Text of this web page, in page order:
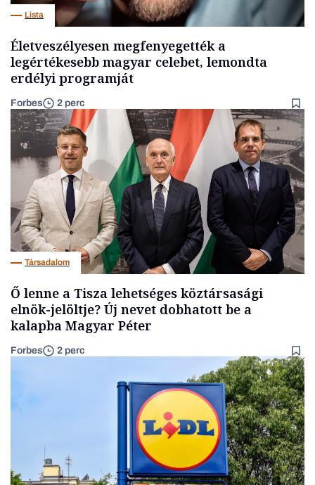
Lista
Életveszélyesen megfenyegették a
legértékesebb magyar celebet, lemondta
erdélyi programját
Forbes 2 perc
Társadalom
Ő lenne a Tisza lehetséges köztársasági
elnök-jelöltje? Új nevet dobhatott be a
kalapba Magyar Péter
Forbes 2 perc